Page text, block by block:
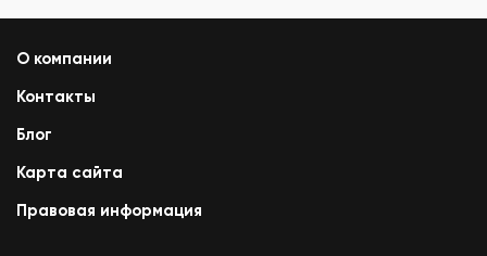
О компании
Контакты
Блог
Карта сайта
Правовая информация